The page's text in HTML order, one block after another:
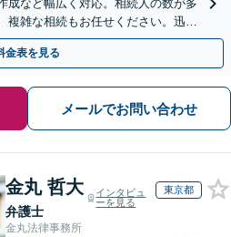
成など幅広く対応。相続人の数が多
複雑な相続もお任せください。迅速
【電話・メール相談可】
金表を見る
メールでお問い合わせ
金丸 哲大
弁護士
インタビュ
ーを見る
東京都
金丸法律事務所